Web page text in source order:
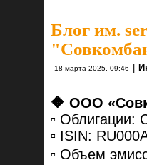
Блог им.
18 марта 2025, 09:46
🔶 ООО
▫️ Облигации:
▫️ ISIN:
▫️ Объем